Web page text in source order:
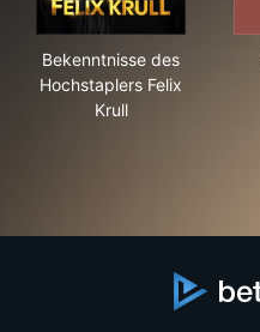
Bekenntnisse des
Hochstaplers Felix
Krull